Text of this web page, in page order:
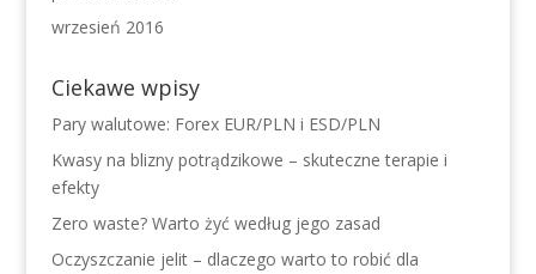
wrzesień 2016
Ciekawe wpisy
Pary walutowe: Forex EUR/PLN i ESD/PLN
Kwasy na blizny potrądzikowe – skuteczne terapie i
efekty
Zero waste? Warto żyć według jego zasad
Oczyszczanie jelit – dlaczego warto to robić dla